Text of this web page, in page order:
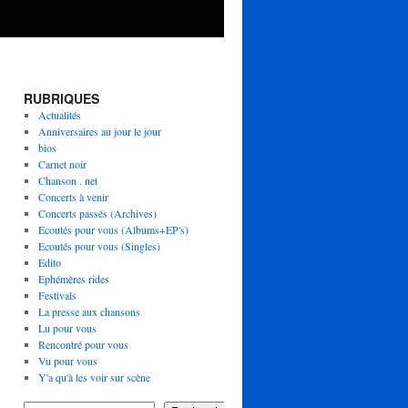
RUBRIQUES
Actualités
Anniversaires au jour le jour
bios
Carnet noir
Chanson . net
Concerts à venir
Concerts passés (Archives)
Ecoutés pour vous (Albums+EP's)
Ecoutés pour vous (Singles)
Edito
Ephémères rides
Festivals
La presse aux chansons
Lu pour vous
Rencontré pour vous
Vu pour vous
Y'a qu'à les voir sur scène